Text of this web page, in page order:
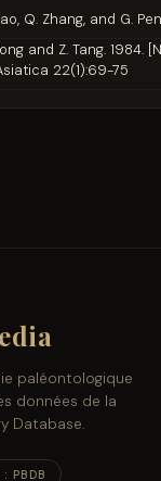
Q. Zhang, and G.
and Z. Tang.
22(1):69-75
paléontologique
données de la
Database.
: PBDB